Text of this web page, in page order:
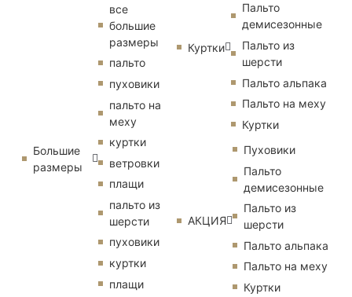
Большие
размеры
все
большие
размеры
пальто
пуховики
пальто на
меху
куртки
ветровки
плащи
пальто из
шерсти
пуховики
куртки
плащи
Куртки
Пальто
демисезонные
Пальто из
шерсти
Пальто альпака
Пальто на меху
Куртки
АКЦИЯ
Пуховики
Пальто
демисезонные
Пальто из
шерсти
Пальто альпака
Пальто на меху
Куртки